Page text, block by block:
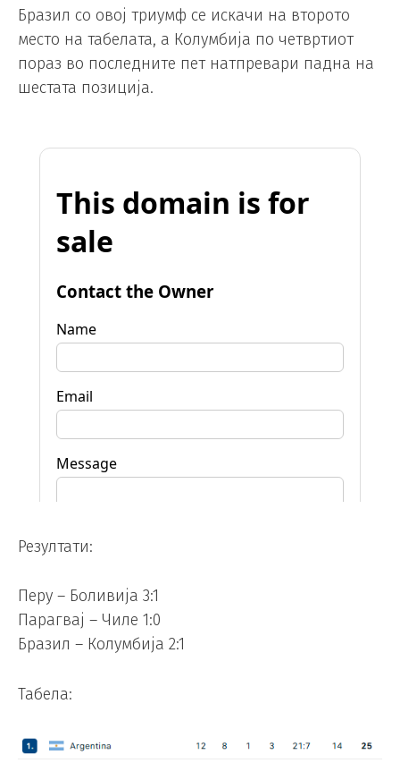
Бразил со овој триумф се искачи на второто
место на табелата, а Колумбија по четвртиот
пораз во последните пет натпревари падна на
шестата позиција.
Резултати:
Перу – Боливија 3:1
Парагвај – Чиле 1:0
Бразил – Колумбија 2:1
Табела: